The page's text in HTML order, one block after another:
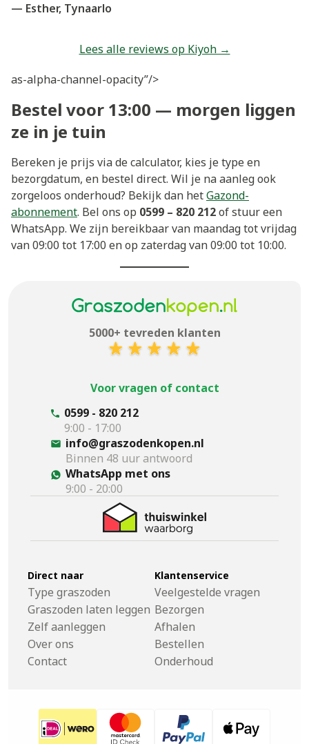
— Esther, Tynaarlo
Lees alle reviews op Kiyoh →
as-alpha-channel-opacity”/>
Bestel voor 13:00 — morgen liggen
ze in je tuin
Bereken je prijs via de calculator, kies je type en
bezorgdatum, en bestel direct. Wil je na aanleg ook
zorgeloos onderhoud? Bekijk dan hetGazond-
abonnement. Bel ons op 0599 – 820 212of stuur een
WhatsApp. We zijn bereikbaar van maandag tot vrijdag
van 09:00 tot 17:00 en op zaterdag van 09:00 tot 10:00.
5000+ tevreden klanten
Voor vragen of contact
0599 - 820 212
9:00 - 17:00
info@graszodenkopen.nl
Binnen 48 uur antwoord
WhatsApp met ons
9:00 - 20:00
Direct naar
Type graszoden
Graszoden laten leggen
Zelf aanleggen
Over ons
Contact
Klantenservice
Veelgestelde vragen
Bezorgen
Afhalen
Bestellen
Onderhoud